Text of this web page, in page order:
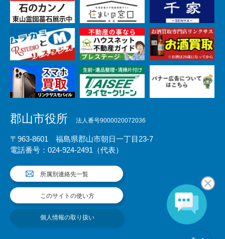
郡山市役所 法人番号9000020072036
〒963-8601 福島県郡山市朝日一丁目23-7
電話番号：024-924-2491（代表）
所属別連絡先一覧
このサイトの使い方
個人情報の取り扱い